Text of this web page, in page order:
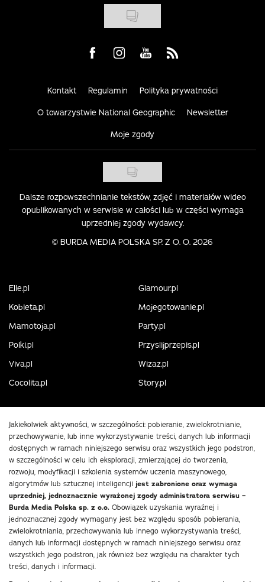
Visit us on Facebook
Visit us on Instagram
Visit us on Youtube
Visit us on Rss
Kontakt Regulamin Polityka prywatności
O towarzystwie National Geographic Newsletter
Moje zgody
Dalsze rozpowszechnianie tekstów, zdjęć i materiałów wideo
opublikowanych w serwisie w całości lub w części wymaga
uprzedniej zgody wydawcy.
© BURDA MEDIA POLSKA SP. Z O. O. 2026
Elle.pl
Glamour.pl
Kobieta.pl
Mojegotowanie.pl
Mamotoja.pl
Party.pl
Polki.pl
Przyslijprzepis.pl
Viva.pl
Wizaz.pl
Cocolita.pl
Story.pl
Jakiekolwiek aktywności, w szczególności: pobieranie, zwielokrotnianie,
przechowywanie, lub inne wykorzystywanie treści, danych lub informacji
dostępnych w ramach niniejszego serwisu oraz wszystkich jego podstron,
w szczególności w celu ich eksploracji, zmierzającej do tworzenia,
rozwoju, modyfikacji i szkolenia systemów uczenia maszynowego,
algorytmów lub sztucznej inteligencji jest zabronione oraz wymaga
uprzedniej, jednoznacznie wyrażonej zgody administratora serwisu –
Burda Media Polska sp. z o.o. Obowiązek uzyskania wyraźnej i
jednoznacznej zgody wymagany jest bez względu sposób pobierania,
zwielokrotniania, przechowywania lub innego wykorzystywania treści,
danych lub informacji dostępnych w ramach niniejszego serwisu oraz
wszystkich jego podstron, jak również bez względu na charakter tych
treści, danych i informacji.